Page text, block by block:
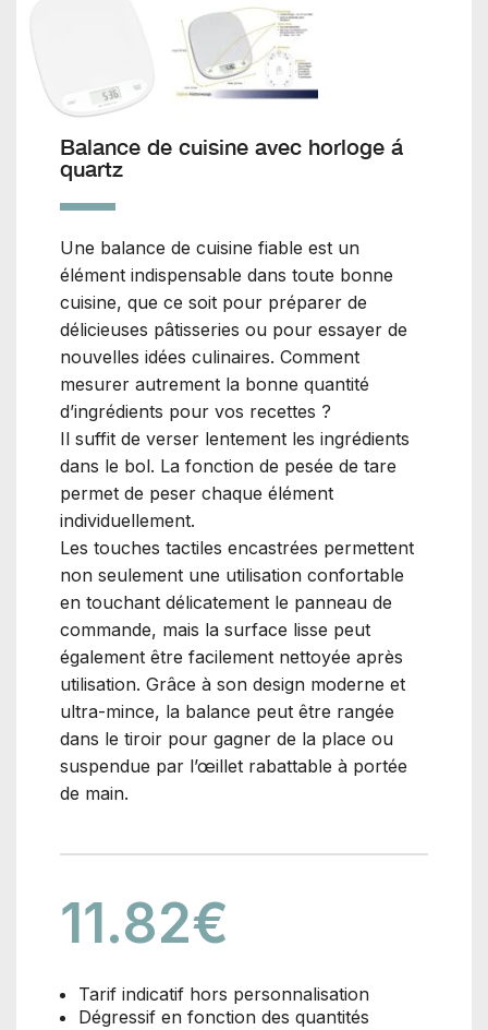
Balance de cuisine avec horloge á
quartz
Une balance de cuisine fiable est un
élément indispensable dans toute bonne
cuisine, que ce soit pour préparer de
délicieuses pâtisseries ou pour essayer de
nouvelles idées culinaires. Comment
mesurer autrement la bonne quantité
d’ingrédients pour vos recettes ?
Il suffit de verser lentement les ingrédients
dans le bol. La fonction de pesée de tare
permet de peser chaque élément
individuellement.
Les touches tactiles encastrées permettent
non seulement une utilisation confortable
en touchant délicatement le panneau de
commande, mais la surface lisse peut
également être facilement nettoyée après
utilisation. Grâce à son design moderne et
ultra-mince, la balance peut être rangée
dans le tiroir pour gagner de la place ou
suspendue par l’œillet rabattable à portée
de main.
11.82€
Tarif indicatif hors personnalisation
Dégressif en fonction des quantités